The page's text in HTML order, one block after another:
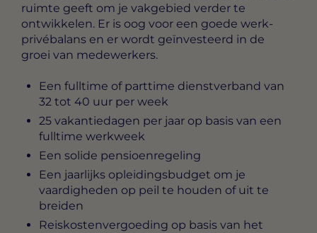
ruimte geeft om je vakgebied verder te
ontwikkelen. Er is oog voor een goede werk-
privébalans en er wordt geïnvesteerd in de
groei van medewerkers.
Een fulltime of parttime dienstverband van
32 tot 40 uur per week
25 vakantiedagen per jaar op basis van een
fulltime werkweek
Een solide pensioenregeling
Een jaarlijks opleidingsbudget om je
vaardigheden op peil te houden of uit te
breiden
Reiskostenvergoeding op basis van het